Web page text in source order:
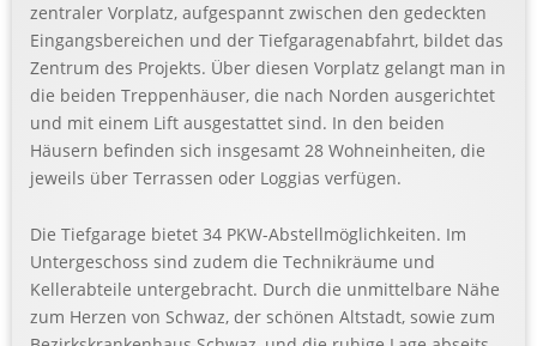
zentraler Vorplatz, aufgespannt zwischen den gedeckten
Eingangsbereichen und der Tiefgaragenabfahrt, bildet das
Zentrum des Projekts. Über diesen Vorplatz gelangt man in
die beiden Treppenhäuser, die nach Norden ausgerichtet
und mit einem Lift ausgestattet sind. In den beiden
Häusern befinden sich insgesamt 28 Wohneinheiten, die
jeweils über Terrassen oder Loggias verfügen.
Die Tiefgarage bietet 34 PKW-Abstellmöglichkeiten. Im
Untergeschoss sind zudem die Technikräume und
Kellerabteile untergebracht. Durch die unmittelbare Nähe
zum Herzen von Schwaz, der schönen Altstadt, sowie zum